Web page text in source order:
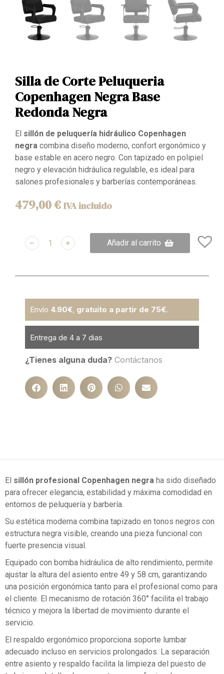
Silla de Corte Peluqueria
Copenhagen Negra Base
Redonda Negra
El sillón de peluquería hidráulico Copenhagen
negra combina diseño moderno, confort ergonómico y
base estable en acero negro. Con tapizado en polipiel
negro y elevación hidráulica regulable, es ideal para
salones profesionales y barberías contemporáneas.
479,00€ IVA incluido
﹣ ﹢ Añadir al carrito
Envío 4.90€ gratuito a partir de 75€.
Entrega de 4 a 7 dias
¿Tienes alguna duda? Contáctanos
El sillón profesional Copenhagen negra ha sido diseñado
para ofrecer elegancia, estabilidad y máxima comodidad en
entornos de peluquería y barbería.
Su estética moderna combina tapizado en tonos negros con
estructura negra visible, creando una pieza funcional con
fuerte presencia visual.
Equipado con bomba hidráulica de alto rendimiento, permite
ajustar la altura del asiento entre 49 y 58 cm, garantizando
una posición ergonómica tanto para el profesional como para
el cliente. El mecanismo de rotación 360° facilita el trabajo
técnico y mejora la libertad de movimiento durante el
servicio.
El respaldo ergonómico proporciona soporte lumbar
adecuado incluso en servicios prolongados. La separación
entre asiento y respaldo facilita la limpieza del puesto de